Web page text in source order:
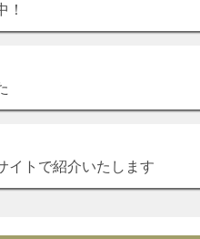
イトで紹介いたします